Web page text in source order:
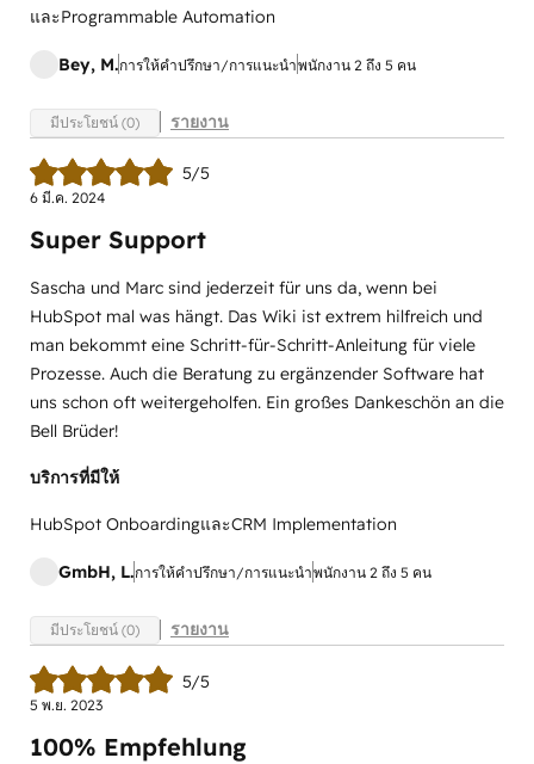
และProgrammable Automation
Bey, M.การให้คำปรึกษา/การแนะนำพนักงาน 2 ถึง 5 คน
มีประโยชน์ (0) รายงาน
5/5
6 มี.ค. 2024
Super Support
Sascha und Marc sind jederzeit für uns da, wenn bei
HubSpot mal was hängt. Das Wiki ist extrem hilfreich und
man bekommt eine Schritt-für-Schritt-Anleitung für viele
Prozesse. Auch die Beratung zu ergänzender Software hat
uns schon oft weitergeholfen. Ein großes Dankeschön an die
Bell Brüder!
บริการที่มีให้
HubSpot OnboardingและCRM Implementation
GmbH, L.การให้คำปรึกษา/การแนะนำพนักงาน 2 ถึง 5 คน
มีประโยชน์ (0) รายงาน
5/5
5 พ.ย. 2023
100% Empfehlung